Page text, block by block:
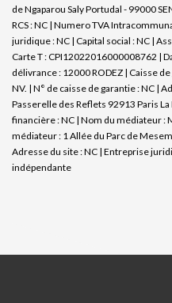
de Ngaparou Saly Portudal - 99000
RCS : NC | Numero TVA
juridique : NC | Capital social : NC |
Carte T : CPI12022016000008762 |
délivrance : 12000 RODEZ | Caisse
NV. | N° de caisse de garantie : NC |
Passerelle des Reflets 92913 Paris
financière : NC | Nom du médiateur :
médiateur : 1 Allée du Parc de
Adresse du site : NC | Entreprise
indépendante